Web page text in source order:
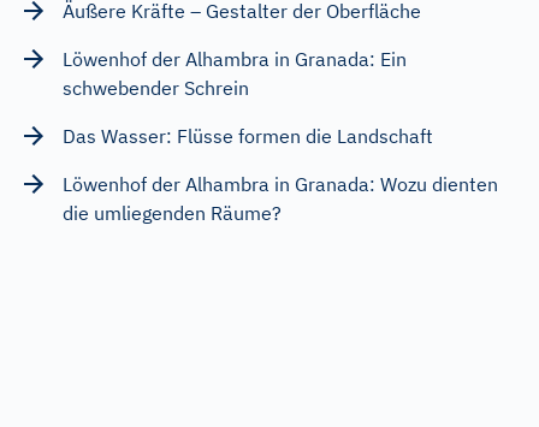
Äußere Kräfte – Gestalter der Oberfläche
Löwenhof der Alhambra in Granada: Ein
schwebender Schrein
Das Wasser: Flüsse formen die Landschaft
Löwenhof der Alhambra in Granada: Wozu dienten
die umliegenden Räume?